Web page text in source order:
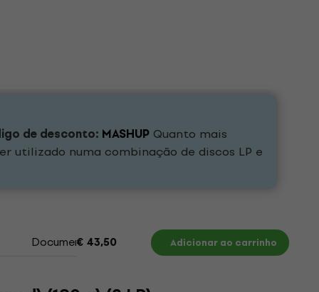
de desconto: MASHUP Quanto mais
utilizado numa combinação de discos LP e
Documentos
€ 43,50 Adicionar ao carrinho